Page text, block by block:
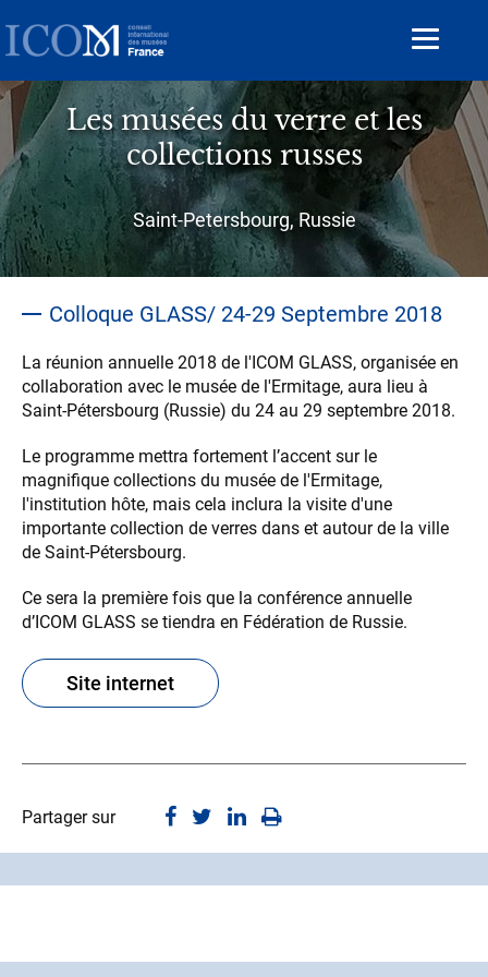
au
contenu
principal
Toggle
Les musées du verre et les
collections russes
Sous-
titre
Saint-Petersbourg, Russie
Colloque GLASS/ 24-29 Septembre 2018
La réunion annuelle 2018 de l'ICOM GLASS, organisée en
collaboration avec le musée de l'Ermitage, aura lieu à
Saint-Pétersbourg (Russie) du 24 au 29 septembre 2018.
Le programme mettra fortement l’accent sur le
magnifique collections du musée de l'Ermitage,
l'institution hôte, mais cela inclura la visite d'une
importante collection de verres dans et autour de la ville
de Saint-Pétersbourg.
Ce sera la première fois que la conférence annuelle
d’ICOM GLASS se tiendra en Fédération de Russie.
Site internet
Partager sur